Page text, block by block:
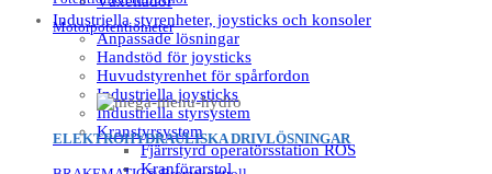
Industriella styrenheter, joysticks och konsoler
Anpassade lösningar
Handstöd för joysticks
Huvudstyrenhet för spårfordon
Industriella joysticks
Industriella styrsystem
Kranstyrsystem
Fjärrstyrd operatörsstation ROS
Kranförarstol
Motorpotentiometer
ELEKTROHYDRAULISKA DRIVLÖSNINGAR